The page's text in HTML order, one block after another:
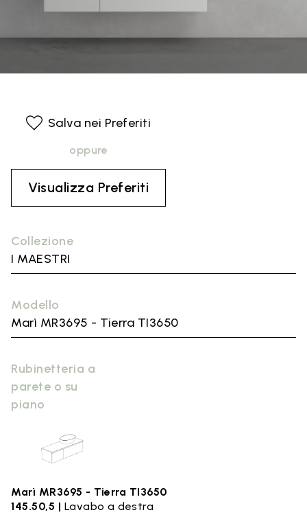
Collezione
I MAESTRI
Modello
Marì MR3695 - Tierra TI3650
Rubinetteria a
parete o su
piano
Marì MR3695 - Tierra TI3650
145.50,5 | Lavabo a destra
Salva nei Preferiti
oppure
Visualizza Preferiti